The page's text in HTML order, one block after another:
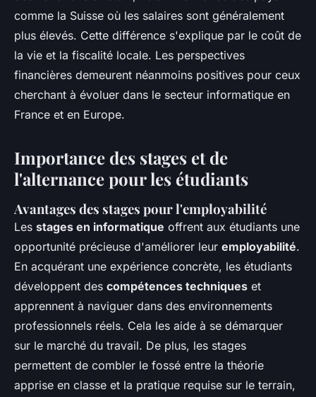
comme la Suisse où les salaires sont généralement
plus élevés. Cette différence s'explique par le coût de
la vie et la fiscalité locale. Les perspectives
financières demeurent néanmoins positives pour ceux
cherchant à évoluer dans le secteur informatique en
France et en Europe.
Importance des stages et de
l'alternance pour les étudiants
Avantages des stages pour l'employabilité
Les stages en informatique offrent aux étudiants une
opportunité précieuse d'améliorer leur employabilité.
En acquérant une expérience concrète, les étudiants
développent des compétences techniques et
apprennent à naviguer dans des environnements
professionnels réels. Cela les aide à se démarquer
sur le marché du travail. De plus, les stages
permettent de combler le fossé entre la théorie
apprise en classe et la pratique requise sur le terrain,